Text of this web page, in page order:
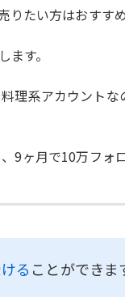
たい方はおすすめ
す。
理系アカウント
9ヶ月で10万フォ
る ことができま